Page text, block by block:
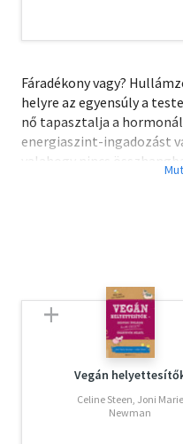
Fáradékony vagy?
helyre az egyensúly a
nő tapasztalja a
energiaszint-ingadozást
valahogy nincs
segít, hogy megérts a
hormonokkal
amely segít visszatalálni
ritmusához. Az
ciklus, fokozott
A Hormonkonyha nőknek
receptgyűjtemény - ez a
nő táplálkozási
Vegán
Celine Steen, Joni Marie
Newman